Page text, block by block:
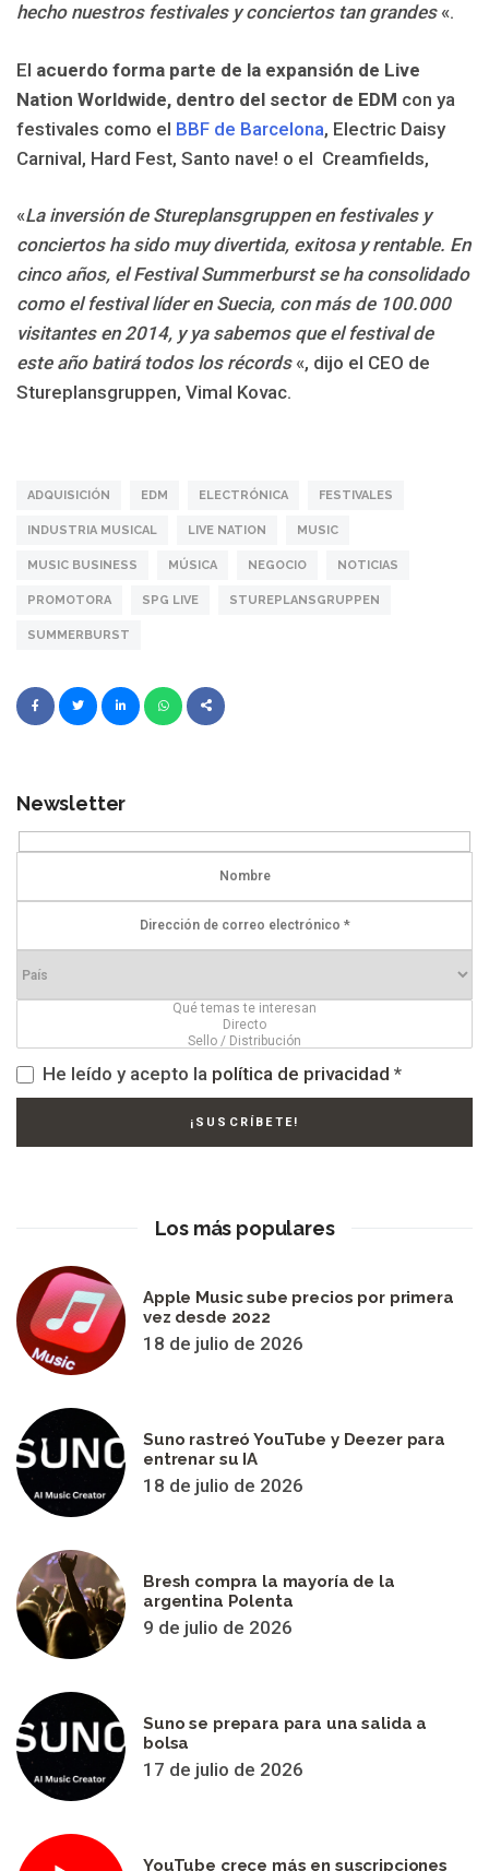
hecho nuestros festivales y conciertos tan grandes«.
El acuerdo forma parte de la expansión de Live
Nation Worldwide, dentro del sector de EDM con ya
festivales como el BBF de Barcelona, Electric Daisy
Carnival, Hard Fest, Santo nave! o el Creamfields,
«La inversión de Stureplansgruppen en festivales y
conciertos ha sido muy divertida, exitosa y rentable. En
cinco años, el Festival Summerburst se ha consolidado
como el festival líder en Suecia, con más de 100.000
visitantes en 2014, y ya sabemos que el festival de
este año batirá todos los récords«, dijo el CEO de
Stureplansgruppen, Vimal Kovac.
ADQUISICIÓN EDM ELECTRÓNICA FESTIVALES
INDUSTRIA MUSICAL LIVE NATION MUSIC
MUSIC BUSINESS MÚSICA NEGOCIO NOTICIAS
PROMOTORA SPG LIVE STUREPLANSGRUPPEN
SUMMERBURST
Newsletter
He leído y acepto la política de privacidad *
Los más populares
Apple Music sube precios por primera
vez desde 2022
18 de julio de 2026
Suno rastreó YouTube y Deezer para
entrenar su IA
18 de julio de 2026
Bresh compra la mayoría de la
argentina Polenta
9 de julio de 2026
Suno se prepara para una salida a
bolsa
17 de julio de 2026
YouTube crece más en suscripciones